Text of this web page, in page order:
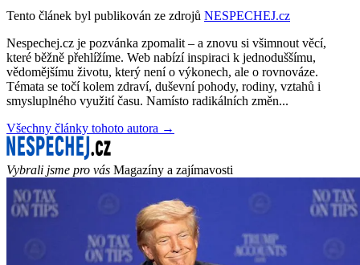
Tento článek byl publikován ze zdrojů NESPECHEJ.cz
Nespechej.cz je pozvánka zpomalit – a znovu si všimnout věcí,
které běžně přehlížíme. Web nabízí inspiraci k jednoduššímu,
vědomějšímu životu, který není o výkonech, ale o rovnováze.
Témata se točí kolem zdraví, duševní pohody, rodiny, vztahů i
smysluplného využití času. Namísto radikálních změn...
Všechny články tohoto autora →
Vybrali jsme pro vás Magazíny a zajímavosti